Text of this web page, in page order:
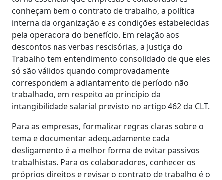
conheçam bem o contrato de trabalho, a política
interna da organização e as condições estabelecidas
pela operadora do benefício. Em relação aos
descontos nas verbas rescisórias, a Justiça do
Trabalho tem entendimento consolidado de que eles
só são válidos quando comprovadamente
correspondem a adiantamento de período não
trabalhado, em respeito ao princípio da
intangibilidade salarial previsto no artigo 462 da CLT.
Para as empresas, formalizar regras claras sobre o
tema e documentar adequadamente cada
desligamento é a melhor forma de evitar passivos
trabalhistas. Para os colaboradores, conhecer os
próprios direitos e revisar o contrato de trabalho é o